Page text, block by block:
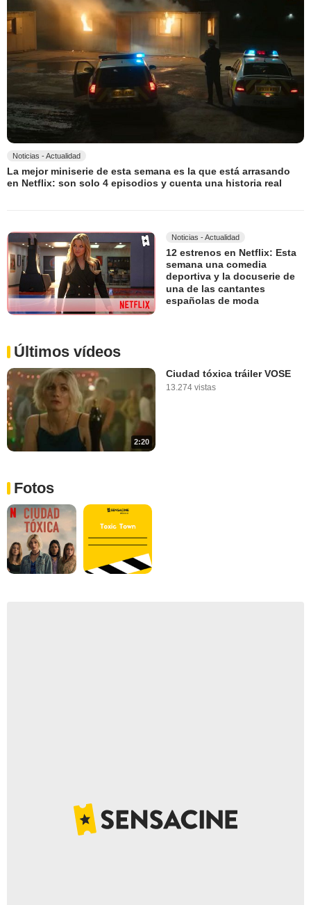
Noticias - Actualidad
La mejor miniserie de esta semana es la que está arrasando
en Netflix: son solo 4 episodios y cuenta una historia real
Noticias - Actualidad
12 estrenos en Netflix: Esta
semana una comedia
deportiva y la docuserie de
una de las cantantes
españolas de moda
Últimos vídeos
2:20
Ciudad tóxica tráiler VOSE
13.274 vistas
Fotos